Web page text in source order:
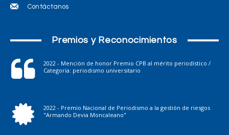
Contáctanos
Premios y Reconocimientos
2022 - Mención de honor Premio CPB al mérito periodístico /
Categoría: periodismo universitario
2022 - Premio Nacional de Periodismo a la gestión de riesgos
"Armando Devia Moncaleano"